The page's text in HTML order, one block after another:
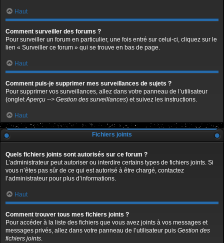
Haut
Comment surveiller des forums ?
Pour surveiller un forum en particulier, une fois entré sur celui-ci, cliquez sur le
lien « Surveiller ce forum » qui se trouve en bas de page.
Haut
Comment puis-je supprimer mes surveillances de sujets ?
Pour supprimer vos surveillances, allez dans votre panneau de l’utilisateur
(ongletAperçu --> Gestion des surveillances) et suivez les instructions.
Haut
Fichiers joints
Quels fichiers joints sont autorisés sur ce forum ?
L’administrateur peut autoriser ou interdire certains types de fichiers joints. Si
vous n’êtes pas sûr de ce qui est autorisé à être chargé, contactez
l’administrateur pour plus d’informations.
Haut
Comment trouver tous mes fichiers joints ?
Pour accéder à la liste des fichiers que vous avez joints à vos messages et
messages privés, allez dans votre panneau de l’utilisateur puis Gestion des
fichiers joints.